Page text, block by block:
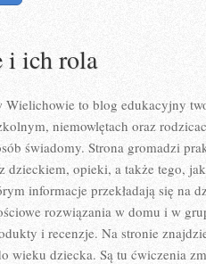
i ich rola
Wielichowie to blog edukacyjny
niemowlętach oraz
świadomy. Strona gromadzi
dzieckiem, opieki, a także tego,
informacje przekładają się na
rozwiązania w domu i w
i recenzje. Na stronie
wieku dziecka. Są tu ćwiczenia